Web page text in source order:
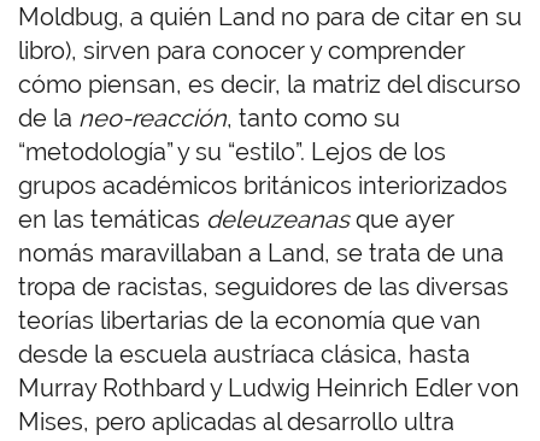
Moldbug, a quién Land no para de citar en su
libro), sirven para conocer y comprender
cómo piensan, es decir, la matriz del discurso
de la neo-reacción, tanto como su
“metodología” y su “estilo”. Lejos de los
grupos académicos británicos interiorizados
en las temáticas deleuzeanasque ayer
nomás maravillaban a Land, se trata de una
tropa de racistas, seguidores de las diversas
teorías libertarias de la economía que van
desde la escuela austríaca clásica, hasta
Murray Rothbard y Ludwig Heinrich Edler von
Mises, pero aplicadas al desarrollo ultra